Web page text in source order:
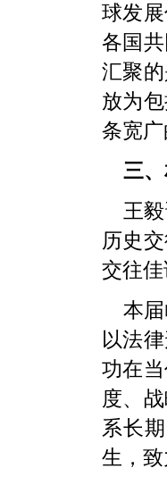
球发
各国
汇聚
放为
条宽广
三
王
历史
交往
本
以法
功在
度、
系长
生，